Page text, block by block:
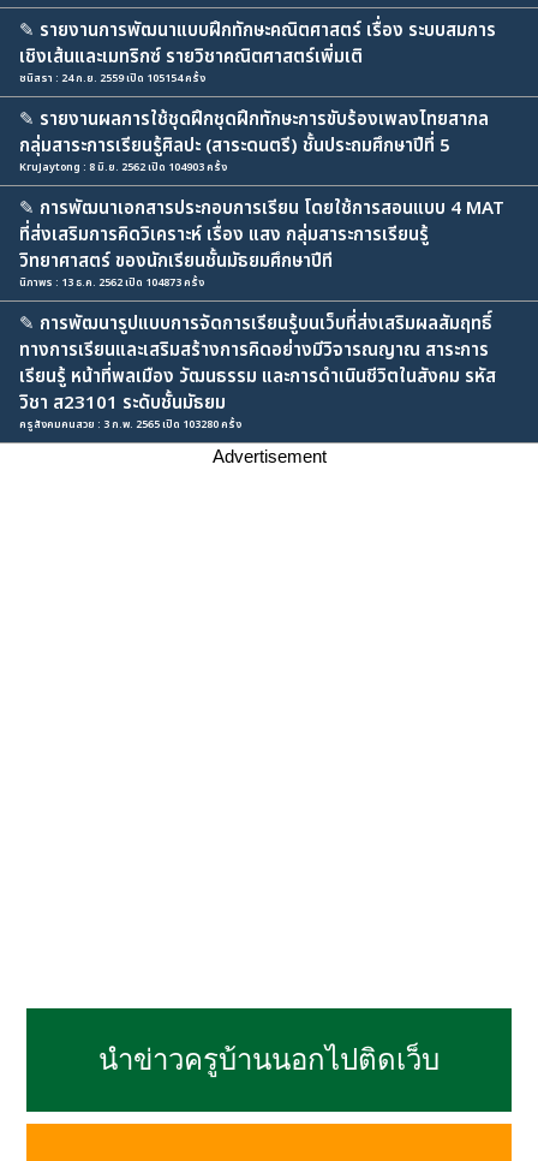
✎ รายงานการพัฒนาแบบฝึกทักษะคณิตศาสตร์ เรื่อง ระบบสมการ
เชิงเส้นและเมทริกซ์ รายวิชาคณิตศาสตร์เพิ่มเติ
ชนิสรา : 24 ก.ย. 2559 เปิด 105154 ครั้ง
✎ รายงานผลการใช้ชุดฝึกชุดฝึกทักษะการขับร้องเพลงไทยสากล
กลุ่มสาระการเรียนรู้ศิลปะ (สาระดนตรี) ชั้นประถมศึกษาปีที่ 5
KruJaytong : 8 มิ.ย. 2562 เปิด 104903 ครั้ง
✎ การพัฒนาเอกสารประกอบการเรียน โดยใช้การสอนแบบ 4 MAT
ที่ส่งเสริมการคิดวิเคราะห์ เรื่อง แสง กลุ่มสาระการเรียนรู้
วิทยาศาสตร์ ของนักเรียนชั้นมัธยมศึกษาปีที
นิภาพร : 13 ธ.ค. 2562 เปิด 104873 ครั้ง
✎ การพัฒนารูปแบบการจัดการเรียนรู้บนเว็บที่ส่งเสริมผลสัมฤทธิ์
ทางการเรียนและเสริมสร้างการคิดอย่างมีวิจารณญาณ สาระการ
เรียนรู้ หน้าที่พลเมือง วัฒนธรรม และการดำเนินชีวิตในสังคม รหัส
วิชา ส23101 ระดับชั้นมัธยม
ครูสังคมคนสวย : 3 ก.พ. 2565 เปิด 103280 ครั้ง
Advertisement
นำข่าวครูบ้านนอกไปติดเว็บ